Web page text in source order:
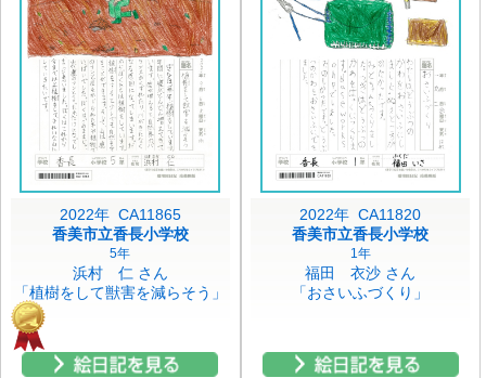
2022年 CA11865
香美市立香長小学校
5年
浜村 仁 さん
「植樹をして獣害を減らそう」
2022年 CA11820
香美市立香長小学校
1年
福田 衣沙 さん
「おさいふづくり」